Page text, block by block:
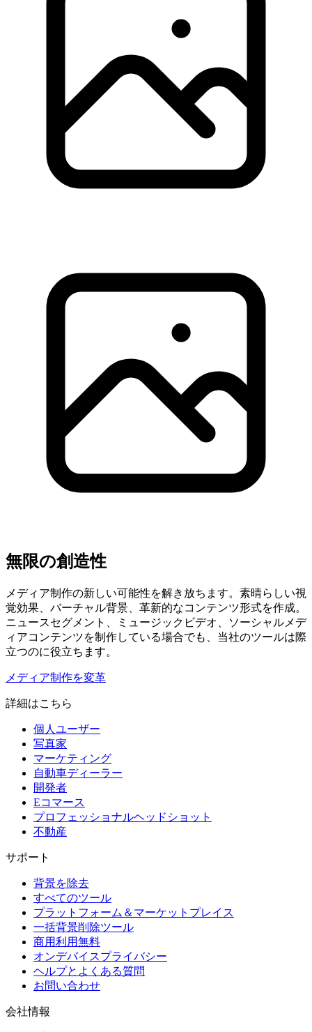
無限の創造性
メディア制作の新しい可能性を解き放ちます。素晴らしい視
覚効果、バーチャル背景、革新的なコンテンツ形式を作成。
ニュースセグメント、ミュージックビデオ、ソーシャルメデ
ィアコンテンツを制作している場合でも、当社のツールは際
立つのに役立ちます。
メディア制作を変革
詳細はこちら
個人ユーザー
写真家
マーケティング
自動車ディーラー
開発者
Eコマース
プロフェッショナルヘッドショット
不動産
サポート
背景を除去
すべてのツール
プラットフォーム＆マーケットプレイス
一括背景削除ツール
商用利用無料
オンデバイスプライバシー
ヘルプとよくある質問
お問い合わせ
会社情報